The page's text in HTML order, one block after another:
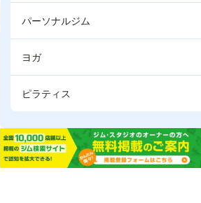
パーソナルジム
ヨガ
ピラティス